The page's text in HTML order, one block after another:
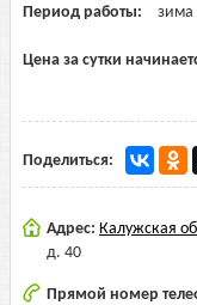
Период работы: зима
Цена за сутки
Поделиться:
Адрес: Калужская
д. 40
Прямой номер